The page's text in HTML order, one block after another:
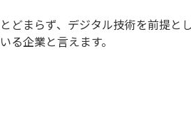
どまらず、デジタル技術を前提と
企業と言えます。